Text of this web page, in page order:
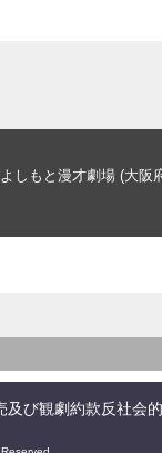
しもと漫才劇場 (大阪
及び観劇約款反社会